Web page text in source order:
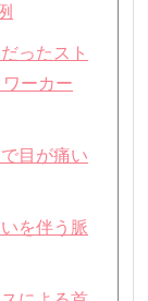
ったスト
ーカー
目が痛い
を伴う脈